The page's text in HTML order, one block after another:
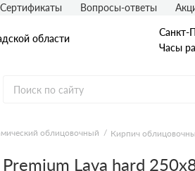
области
Санкт-
Часы
Рядовой кирпич
Сертификаты Вопросы-ответы
облицовочный Кирпич
Lava hard